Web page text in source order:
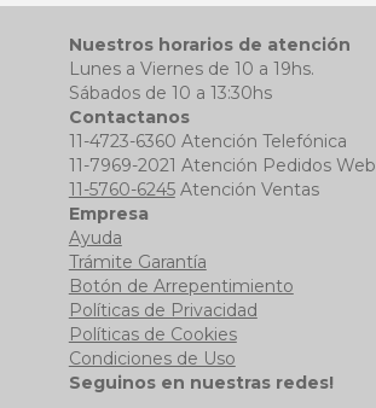
Nuestros horarios de atención
Lunes a Viernes de 10 a 19hs.
Sábados de 10 a 13:30hs
Contactanos
11-4723-6360 Atención Telefónica
11-7969-2021 Atención Pedidos Web
11-5760-6245Atención Ventas
Empresa
Ayuda
Trámite Garantía
Botón de Arrepentimiento
Políticas de Privacidad
Políticas de Cookies
Condiciones de Uso
Seguinos en nuestras redes!